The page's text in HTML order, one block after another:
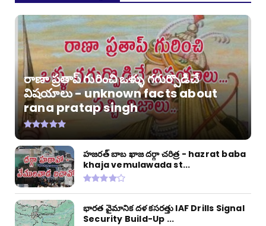
రాణా ప్రతాప్ గురించి ఒళ్ళు గగుర్పొడిచే
విషయాలు - unknown facts about
rana pratap singh
హజరత్ బాబ ఖాజ దర్గా చరిత్ర - hazrat baba
khaja vemulawada st...
భారత వైమానిక దళ కసరత్తు IAF Drills Signal
Security Build-Up ...